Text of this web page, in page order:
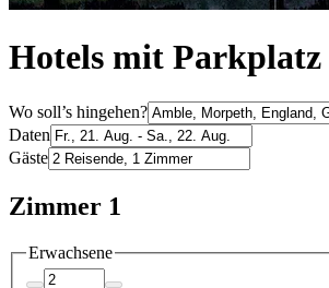
Hotels mit
Wo soll’s hingehen?
Daten
Gäste
Zimmer 1
Erwachsene